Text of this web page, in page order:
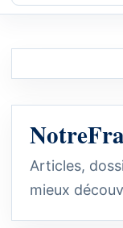
Articles,
mieux